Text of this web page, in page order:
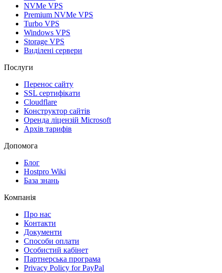
NVMe VPS
Premium NVMe VPS
Turbo VPS
Windows VPS
Storage VPS
Виділені сервери
Послуги
Перенос сайту
SSL сертифікати
Clоudflare
Конструктор сайтів
Оренда ліцензій Microsoft
Архів тарифів
Допомога
Блог
Hostpro Wiki
База знань
Компанія
Про нас
Контакти
Документи
Способи оплати
Особистий кабінет
Партнерська програма
Privacy Policy for PayPal